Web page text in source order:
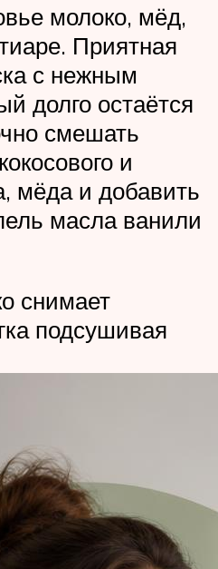
молоко, мёд,
Приятная
с нежным
долго остаётся
смешать
и
мёда и добавить
масла ванили
снимает
подсушивая